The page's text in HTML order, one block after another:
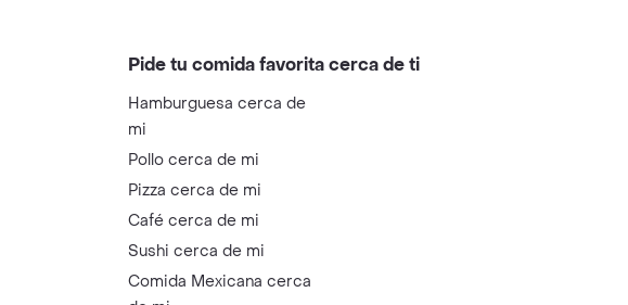
Pide tu comida favorita cerca de ti
Hamburguesa cerca de
mi
Pollo cerca de mi
Pizza cerca de mi
Café cerca de mi
Sushi cerca de mi
Comida Mexicana cerca